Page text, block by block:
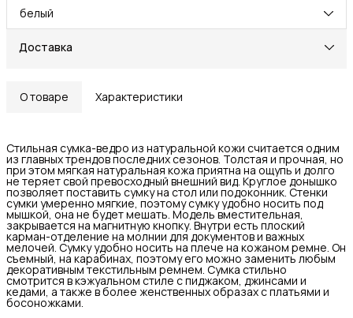
белый
Доставка
О товаре Характеристики
Стильная сумка-ведро из натуральной кожи считается одним
из главных трендов последних сезонов. Толстая и прочная, но
при этом мягкая натуральная кожа приятна на ощупь и долго
не теряет свой превосходный внешний вид. Круглое донышко
позволяет поставить сумку на стол или подоконник. Стенки
сумки умеренно мягкие, поэтому сумку удобно носить под
мышкой, она не будет мешать. Модель вместительная,
закрывается на магнитную кнопку. Внутри есть плоский
карман-отделение на молнии для документов и важных
мелочей. Сумку удобно носить на плече на кожаном ремне. Он
съемный, на карабинах, поэтому его можно заменить любым
декоративным текстильным ремнем. Сумка стильно
смотрится в кэжуальном стиле с пиджаком, джинсами и
кедами, а также в более женственных образах с платьями и
босоножками.